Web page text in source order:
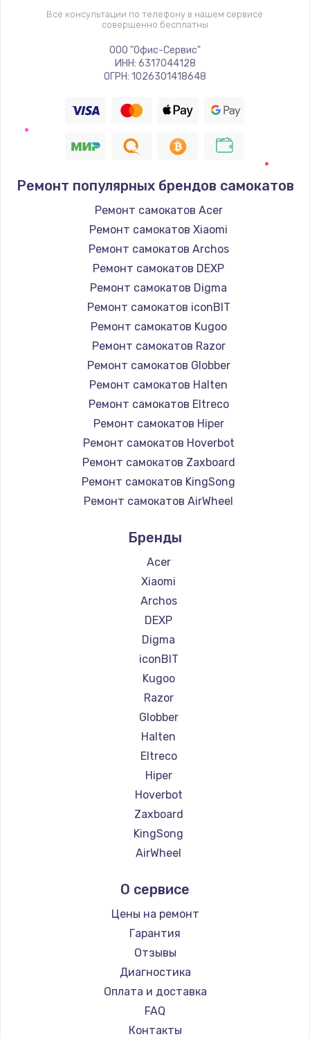
Все консультации по телефону в нашем сервисе
совершенно бесплатны
ООО "Офис-Сервис"
ИНН: 6317044128
ОГРН: 1026301418648
Ремонт популярных брендов самокатов
Ремонт самокатов Acer
Ремонт самокатов Xiaomi
Ремонт самокатов Archos
Ремонт самокатов DEXP
Ремонт самокатов Digma
Ремонт самокатов iconBIT
Ремонт самокатов Kugoo
Ремонт самокатов Razor
Ремонт самокатов Globber
Ремонт самокатов Halten
Ремонт самокатов Eltreco
Ремонт самокатов Hiper
Ремонт самокатов Hoverbot
Ремонт самокатов Zaxboard
Ремонт самокатов KingSong
Ремонт самокатов AirWheel
Ремонт самокатов Hunter
Ремонт самокатов Shorner
Ремонт самокатов Joyor
Ремонт самокатов Minimotors
Ремонт самокатов Bork
Ремонт самокатов Segway
Ремонт самокатов KIRIN
Бренды
Acer
Xiaomi
Archos
DEXP
Digma
iconBIT
Kugoo
Razor
Globber
Halten
Eltreco
Hiper
Hoverbot
Zaxboard
KingSong
AirWheel
Hunter
Shorner
Joyor
Minimotors
Bork
Segway
KIRIN
О сервисе
Цены на ремонт
Гарантия
Отзывы
Диагностика
Оплата и доставка
FAQ
Контакты